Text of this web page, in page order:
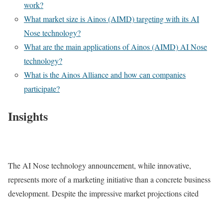
work?
What market size is Ainos (AIMD) targeting with its AI
Nose technology?
What are the main applications of Ainos (AIMD) AI Nose
technology?
What is the Ainos Alliance and how can companies
participate?
Insights
The AI Nose technology announcement, while innovative,
represents more of a marketing initiative than a concrete business
development. Despite the impressive market projections cited